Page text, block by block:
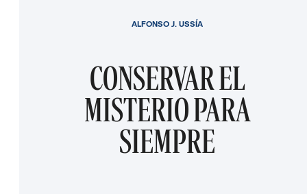
CONSERVAR EL
MISTERIO PARA
SIEMPRE
ALFONSO J. USSÍA